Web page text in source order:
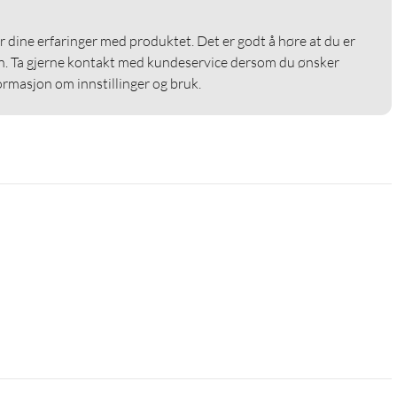
dine erfaringer med produktet. Det er godt å høre at du er
Ta gjerne kontakt med kundeservice dersom du ønsker
om innstillinger og bruk.